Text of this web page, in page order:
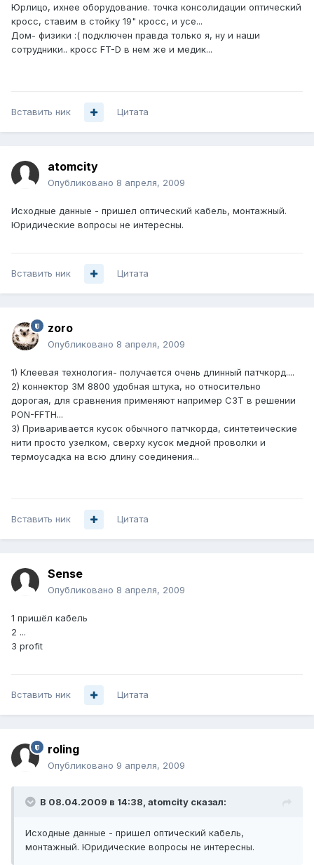
Юрлицо, ихнее оборудование. точка консолидации оптический
кросс, ставим в стойку 19" кросс, и усе...
Дом- физики :( подключен правда только я, ну и наши
сотрудники.. кросс FT-D в нем же и медик...
Вставить ник Цитата
atomcity
Опубликовано 8 апреля, 2009
Исходные данные - пришел оптический кабель, монтажный.
Юридические вопросы не интересны.
Вставить ник Цитата
zoro
Опубликовано 8 апреля, 2009
1) Клеевая технология- получается очень длинный патчкорд....
2) коннектор 3M 8800 удобная штука, но относительно
дорогая, для сравнения применяют например СЗТ в решении
PON-FFTH...
3) Приваривается кусок обычного патчкорда, синтетеические
нити просто узелком, сверху кусок медной проволки и
термоусадка на всю длину соединения...
Вставить ник Цитата
Sense
Опубликовано 8 апреля, 2009
1 пришёл кабель
2 ...
3 profit
Вставить ник Цитата
roling
Опубликовано 9 апреля, 2009
В 08.04.2009 в 14:38, atomcity сказал:
Исходные данные - пришел оптический кабель,
монтажный. Юридические вопросы не интересны.